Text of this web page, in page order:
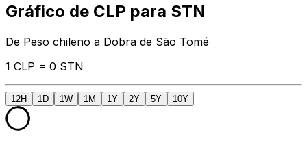
Gráfico de CLP para STN
De Peso chileno a Dobra de São Tomé
1 CLP = 0 STN
12H 1D 1W 1M 1Y 2Y 5Y 10Y